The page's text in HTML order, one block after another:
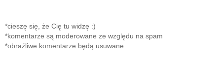
*cieszę się, że Cię tu widzę :)
*komentarze są moderowane ze względu na spam
*obraźliwe komentarze będą usuwane